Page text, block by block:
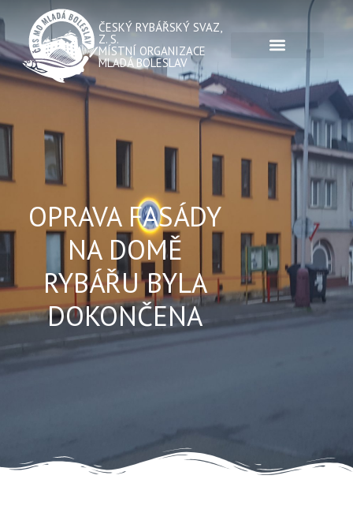
ČESKÝ RYBÁŘSKÝ SVAZ,
Z. S.
MÍSTNÍ ORGANIZACE
MLADÁ BOLESLAV
OPRAVA FASÁDY
NA DOMĚ
RYBÁŘU BYLA
DOKONČENA